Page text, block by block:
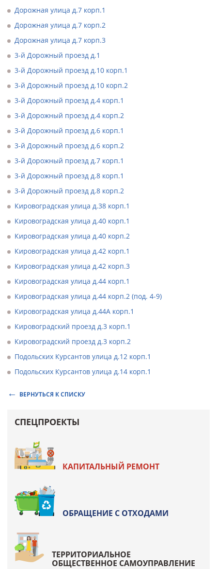
Дорожная улица д.7 корп.1
Дорожная улица д.7 корп.2
Дорожная улица д.7 корп.3
3-й Дорожный проезд д.1
3-й Дорожный проезд д.10 корп.1
3-й Дорожный проезд д.10 корп.2
3-й Дорожный проезд д.4 корп.1
3-й Дорожный проезд д.4 корп.2
3-й Дорожный проезд д.6 корп.1
3-й Дорожный проезд д.6 корп.2
3-й Дорожный проезд д.7 корп.1
3-й Дорожный проезд д.8 корп.1
3-й Дорожный проезд д.8 корп.2
Кировоградская улица д.38 корп.1
Кировоградская улица д.40 корп.1
Кировоградская улица д.40 корп.2
Кировоградская улица д.42 корп.1
Кировоградская улица д.42 корп.3
Кировоградская улица д.44 корп.1
Кировоградская улица д.44 корп.2 (под. 4-9)
Кировоградская улица д.44А корп.1
Кировоградский проезд д.3 корп.1
Кировоградский проезд д.3 корп.2
Подольских Курсантов улица д.12 корп.1
Подольских Курсантов улица д.14 корп.1
ВЕРНУТЬСЯ К СПИСКУ
СПЕЦПРОЕКТЫ
КАПИТАЛЬНЫЙ РЕМОНТ
ОБРАЩЕНИЕ С ОТХОДАМИ
ТЕРРИТОРИАЛЬНОЕ
ОБЩЕСТВЕННОЕ САМОУПРАВЛЕНИЕ